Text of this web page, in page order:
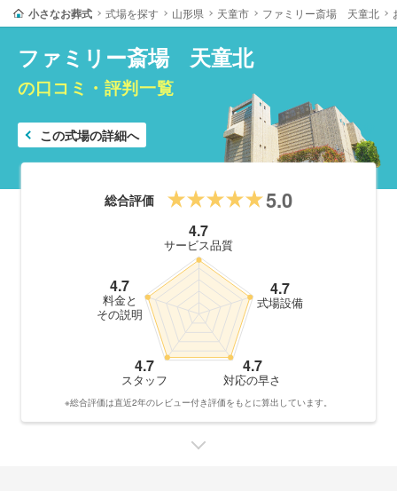
小さなお葬式 式場を探す 山形県 天童市 ファミリー斎場 天童北
ファミリー斎場 天童北
の口コミ・評判一覧
この式場の詳細へ
総合評価 5.0
4.7
サービス品質
4.7
式場設備
4.7
対応の早さ
4.7
スタッフ
4.7
料金と
その説明
※総合評価は直近2年のレビュー付き評価をもとに算出しています。